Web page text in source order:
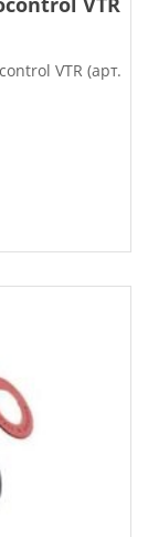
VTR (арт.